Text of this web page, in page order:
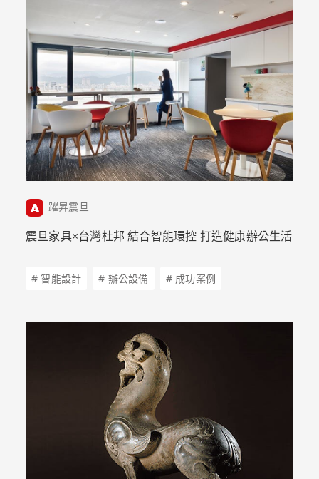
躍昇震旦
震旦家具×台灣杜邦 結合智能環控 打造健康辦公生活
# 智能設計 # 辦公設備 # 成功案例